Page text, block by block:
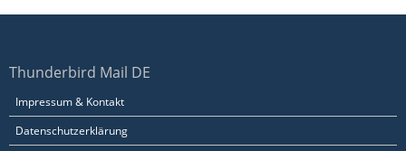
Thunderbird Mail DE
Impressum & Kontakt
Datenschutzerklärung